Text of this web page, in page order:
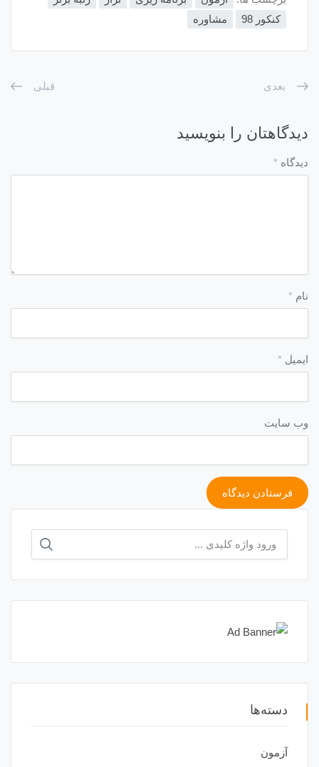
کنکور 98
مشاوره
بعدی قبلی
دیدگاهتان را بنویسید
دیدگاه *
نام *
ایمیل *
وب‌ سایت
برای:
دسته‌ها
آزمون